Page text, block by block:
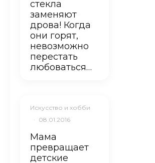
стекла
заменяют
дрова! Когда
они горят,
невозможно
перестать
любоваться…
Искусство и хобби
· 08.01.2016
Мама
превращает
детские